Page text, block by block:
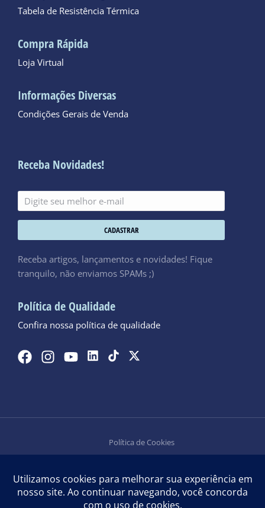
Tabela de Resistência Térmica
Compra Rápida
Loja Virtual
Informações Diversas
Condições Gerais de Venda
Receba Novidades!
CADASTRAR
Receba artigos, lançamentos e novidades! Fique
tranquilo, não enviamos SPAMs ;)
Política de Qualidade
Confira nossa política de qualidade
Política de Cookies